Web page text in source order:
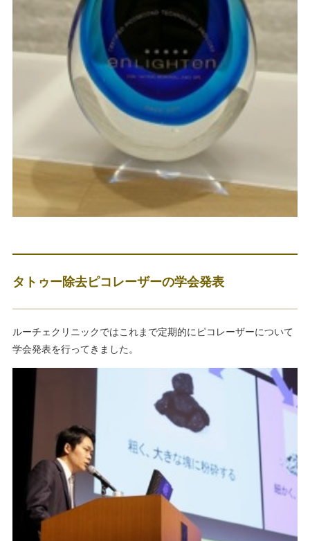
タトゥー除去ピコレーザーの学会発表
ルーチェクリニックではこれまで定期的にピコレーザーについて
学会発表を行ってきました。